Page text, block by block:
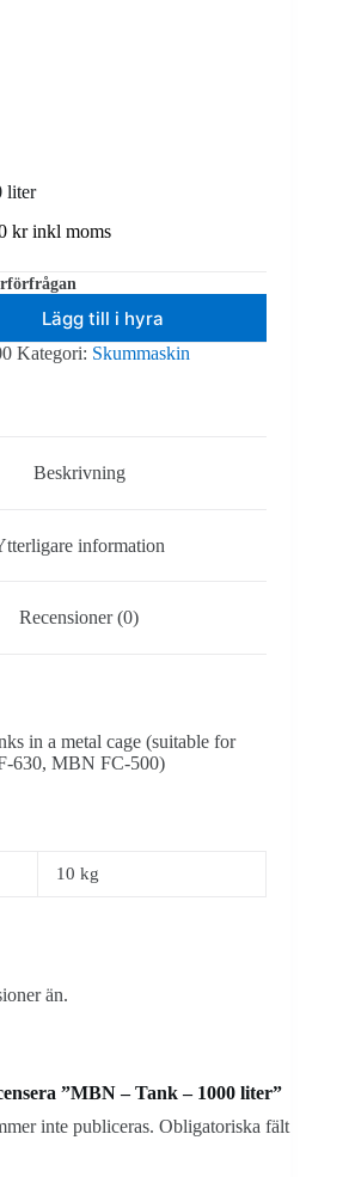
liter
krinkl moms
Lägg till i hyra
Kategori: Skummaskin
Beskrivning
information
Recensioner (0)
in a metal cage (suitable for
630, MBN FC-500)
10 kg
än.
”MBN – Tank – 1000 liter”
inte publiceras. Obligatoriska fält